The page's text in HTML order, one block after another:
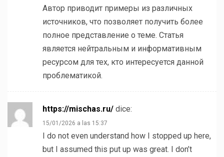
Автор приводит примеры из различных
источников, что позволяет получить более
полное представление о теме. Статья
является нейтральным и информативным
ресурсом для тех, кто интересуется данной
проблематикой.
https://mischas.ru/ dice:
15/01/2026 a las 15:37
I do not even understand how I stopped up here,
but I assumed this put up was great. I don’t